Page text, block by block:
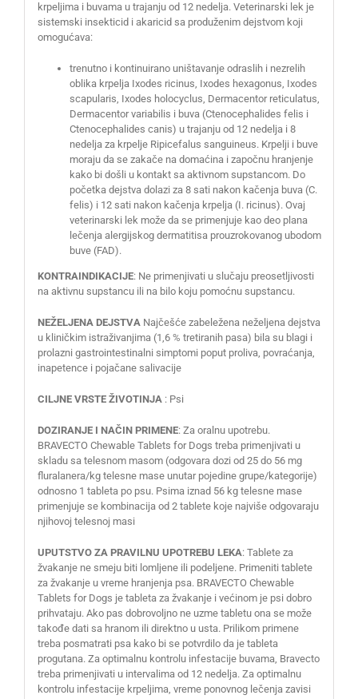
krpeljima i buvama u trajanju od 12 nedelja. Veterinarski lek je
sistemski insekticid i akaricid sa produženim dejstvom koji
omogućava:
trenutno i kontinuirano uništavanje odraslih i nezrelih
oblika krpelja Ixodes ricinus, Ixodes hexagonus, Ixodes
scapularis, Ixodes holocyclus, Dermacentor reticulatus,
Dermacentor variabilis i buva (Ctenocephalides felis i
Ctenocephalides canis) u trajanju od 12 nedelja i 8
nedelja za krpelje Ripicefalus sanguineus. Krpelji i buve
moraju da se zakače na domaćina i započnu hranjenje
kako bi došli u kontakt sa aktivnom supstancom. Do
početka dejstva dolazi za 8 sati nakon kačenja buva (C.
felis) i 12 sati nakon kačenja krpelja (I. ricinus). Ovaj
veterinarski lek može da se primenjuje kao deo plana
lečenja alergijskog dermatitisa prouzrokovanog ubodom
buve (FAD).
KONTRAINDIKACIJE: Ne primenjivati u slučaju preosetljivosti
na aktivnu supstancu ili na bilo koju pomoćnu supstancu.
NEŽELJENA DEJSTVANajčešće zabeležena neželjena dejstva
u kliničkim istraživanjima (1,6 % tretiranih pasa) bila su blagi i
prolazni gastrointestinalni simptomi poput proliva, povraćanja,
inapetence i pojačane salivacije
CILJNE VRSTE ŽIVOTINJA: Psi
DOZIRANJE I NAČIN PRIMENE: Za oralnu upotrebu.
BRAVECTO Chewable Tablets for Dogs treba primenjivati u
skladu sa telesnom masom (odgovara dozi od 25 do 56 mg
fluralanera/kg telesne mase unutar pojedine grupe/kategorije)
odnosno 1 tableta po psu. Psima iznad 56 kg telesne mase
primenjuje se kombinacija od 2 tablete koje najviše odgovaraju
njihovoj telesnoj masi
UPUTSTVO ZA PRAVILNU UPOTREBU LEKA: Tablete za
žvakanje ne smeju biti lomljene ili podeljene. Primeniti tablete
za žvakanje u vreme hranjenja psa. BRAVECTO Chewable
Tablets for Dogs je tableta za žvakanje i većinom je psi dobro
prihvataju. Ako pas dobrovoljno ne uzme tabletu ona se može
takođe dati sa hranom ili direktno u usta. Prilikom primene
treba posmatrati psa kako bi se potvrdilo da je tableta
progutana. Za optimalnu kontrolu infestacije buvama, Bravecto
treba primenjivati u intervalima od 12 nedelja. Za optimalnu
kontrolu infestacije krpeljima, vreme ponovnog lečenja zavisi